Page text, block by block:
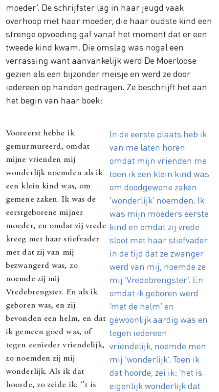
moeder’. De schrijfster lag in haar jeugd vaak
overhoop met haar moeder, die haar oudste kind een
strenge opvoeding gaf vanaf het moment dat er een
tweede kind kwam. Die omslag was nogal een
verrassing want aanvankelijk werd De Moerloose
gezien als een bijzonder meisje en werd ze door
iedereen op handen gedragen. Ze beschrijft het aan
het begin van haar boek:
Vooreerst hebbe ik
gemurmureerd, omdat
mijne vrienden mij
wonderlijk noemden als ik
een klein kind was, om
gemene zaken. Ik was de
eerstgeborene mijner
moeder, en omdat zij vrede
kreeg met haar stiefvader
met dat zij van mij
bezwangerd was, zo
noemde zij mij
Vredebrengster. En als ik
geboren was, en zij
bevonden een helm, en dat
ik gemeen goed was, of
tegen eenieder vriendelijk,
zo noemden zij mij
wonderlijk. Als ik dat
hoorde, zo zeide ik: ‘’t is
In de eerste plaats heb ik
van me laten horen
omdat mijn vrienden me
toen ik een klein kind was
om doodgewone zaken
‘wonderlijk’ noemden. Ik
was mijn moeders eerste
kind en omdat zij vrede
sloot met haar stiefvader
in de tijd dat ze zwanger
werd van mij, noemde ze
mij ‘Vredebrengster’. En
omdat ik geboren werd
‘met de helm’ en
gewoonlijk aardig was en
tegen iedereen
vriendelijk, noemde men
mij ‘wonderlijk’. Toen ik
dat hoorde, zei ik: ‘het is
eigenlijk wonderlijk dat